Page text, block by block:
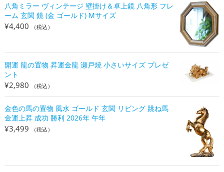
八角ミラー ヴィンテージ 壁掛け＆卓上鏡 八角形 フレ
ーム 玄関 鏡 (金 ゴールド) Mサイズ
¥4,400 （税込）
開運 龍の置物 昇運金龍 瀬戸焼 小さいサイズ プレゼ
ント
¥2,980 （税込）
金色の馬の置物 風水 ゴールド 玄関 リビング 跳ね馬
金運上昇 成功 勝利 2026年 午年
¥3,499 （税込）